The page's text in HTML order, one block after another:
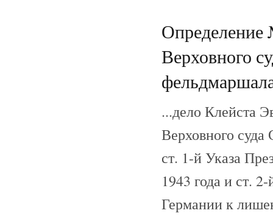
Верховного
...дело Клейста
Верховного
ст. 1-й Указа
1943 года и ст.
Германии к